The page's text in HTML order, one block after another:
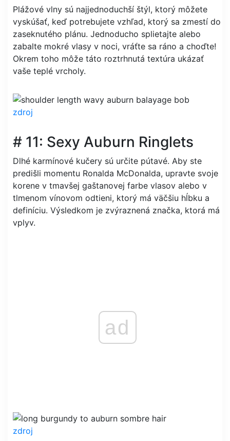
Plážové vlny sú najjednoduchší štýl, ktorý môžete
vyskúšať, keď potrebujete vzhľad, ktorý sa zmestí do
zaseknutého plánu. Jednoducho splietajte alebo
zabalte mokré vlasy v noci, vráťte sa ráno a choďte!
Okrem toho môže táto roztrhnutá textúra ukázať
vaše teplé vrcholy.
zdroj
# 11: Sexy Auburn Ringlets
Dlhé karmínové kučery sú určite pútavé. Aby ste
predišli momentu Ronalda McDonalda, upravte svoje
korene v tmavšej gaštanovej farbe vlasov alebo v
tlmenom vínovom odtieni, ktorý má väčšiu hĺbku a
definíciu. Výsledkom je zvýraznená značka, ktorá má
vplyv.
ad
zdroj